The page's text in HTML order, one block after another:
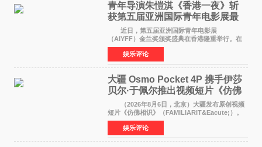
青年导演朱愷淇《香港一夜》斩
获第五届亚洲国际青年电影展最
佳剧本改编奖
近日，第五届亚洲国际青年电影展
（AIYFF）金兰奖颁奖盛典在香港隆重举行。在
这场汇聚数百位海内外电影人、文化界人士及媒
体代表的亚洲青年影视盛会上，香港本土电影
《香港一夜》（Dawn in Ho
娱乐评论
大疆 Osmo Pocket 4P 携手伊莎
贝尔·于佩尔推出视频短片《仿佛
相识》
（2026年8月6日，北京）大疆发布原创视频
短片《仿佛相识》（FAMILIARIT&Eacute;）。
视频短片由戛纳国际电影节最佳女演员伊莎贝尔·
于佩尔（Isabelle Huppert）主演，全程使用大
疆首款双主摄口
娱乐评论